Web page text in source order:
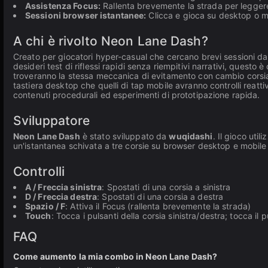
Assistenza Focus: Rallenta brevemente la strada per
Sessioni browser istantanee: Clicca e gioca su desktop o
A chi è rivolto Neon Lane Dash?
Creato per giocatori hyper-casual che cercano brevi sessioni
desideri test di riflessi rapidi senza riempitivi narrativi, questo
troveranno la stessa meccanica di evitamento con cambio
tastiera desktop che quelli di tap mobile avranno controlli
contenuti procedurali ed esperimenti di prototipazione rapida.
Sviluppatore
Neon Lane Dash è stato sviluppato dawuqidashi. Il gioco
un'istantanea schivata a tre corsie su browser desktop e
Controlli
A / Freccia sinistra: Spostati di una corsia a sinistra
D / Freccia destra: Spostati di una corsia a destra
Spazio / F: Attiva il Focus (rallenta brevemente la strada)
Touch: Tocca i pulsanti della corsia sinistra/destra; tocca il
FAQ
Come aumento la mia combo in Neon Lane Dash?